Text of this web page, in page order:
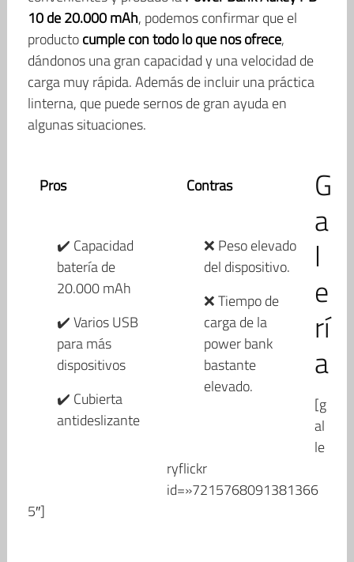
10 de 20.000 mAh, podemos confirmar que el
productocumple con todo lo que nos ofrece,
dándonos una gran capacidad y una velocidad de
carga muy rápida. Además de incluir una práctica
linterna, que puede sernos de gran ayuda en
algunas situaciones.
Pros
✔️ Capacidad
batería de
20.000 mAh
✔️ Varios USB
para más
dispositivos
✔️ Cubierta
antideslizante
Contras
❌ Peso elevado
del dispositivo.
❌ Tiempo de
carga de la
power bank
bastante
elevado.
G
a
l
e
rí
a
[g
al
le
ryflickr
id=»7215768091381366
5″]